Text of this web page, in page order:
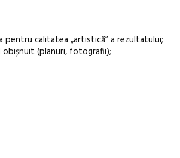
pentru calitatea „artistică” a rezultatului;
obișnuit (planuri, fotografii);